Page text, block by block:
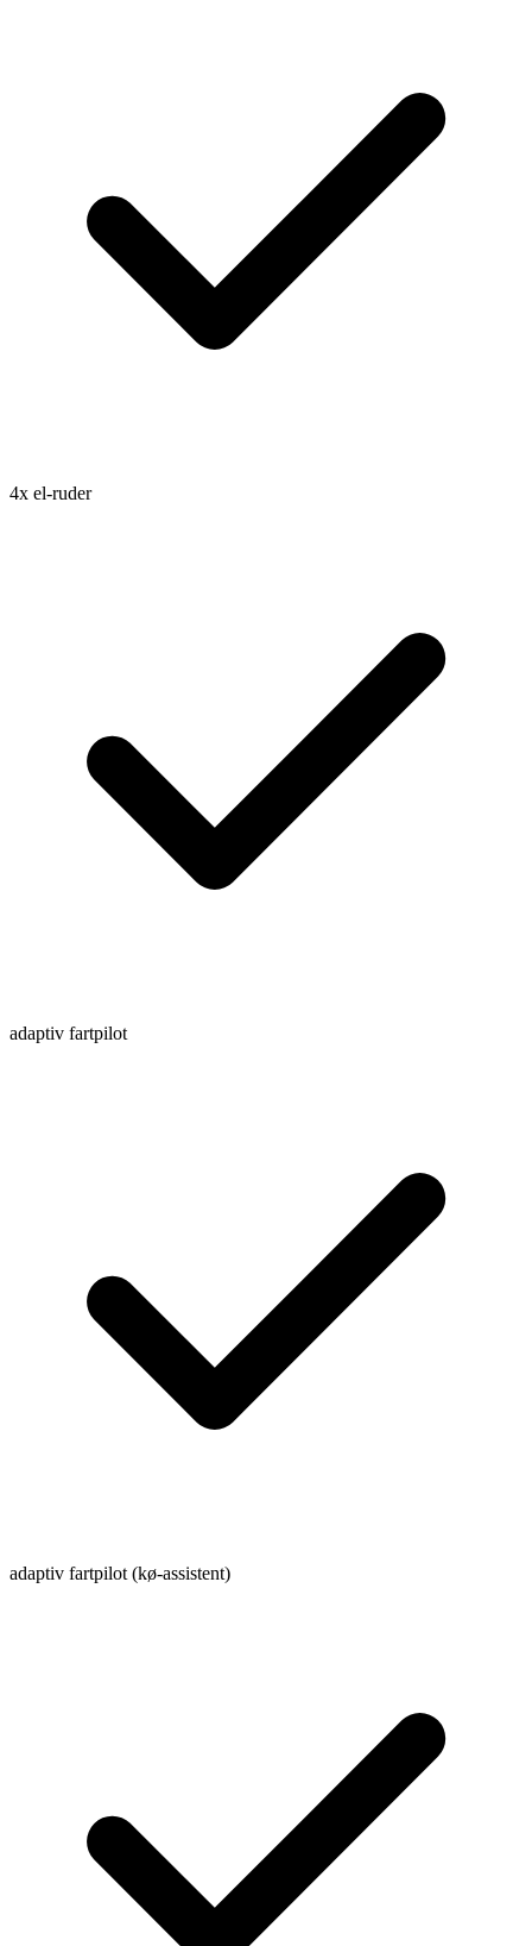
4x el-ruder
adaptiv fartpilot
adaptiv fartpilot (kø-assistent)